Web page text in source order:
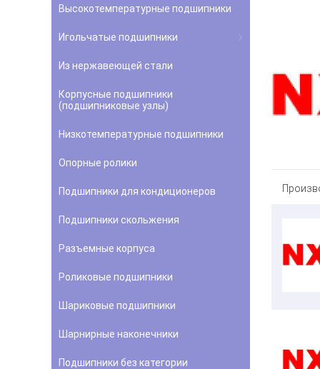
Высокотемпературные подшипники
Игольчатые подшипники
Из нержавеющей стали
Корпусные подшипники
(подшипниковые узлы)
Низкотемпературные подшипники
Опорные ролики
Подшипники для кондиционеров
Подшипники скольжения
Разъемные корпуса
Роликовые подшипники
Шариковые подшипники
Шарнирные наконечники
Подшипники без категории